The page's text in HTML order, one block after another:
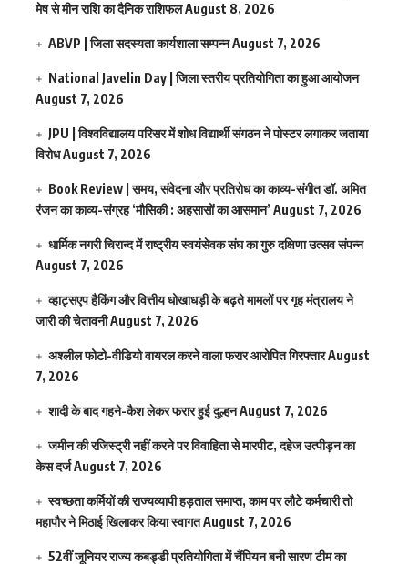
मेष से मीन राशि का दैनिक राशिफलAugust 8, 2026
ABVP | जिला सदस्यता कार्यशाला सम्पन्नAugust 7, 2026
National Javelin Day | जिला स्तरीय प्रतियोगिता का हुआ आयोजन
August 7, 2026
JPU | विश्वविद्यालय परिसर में शोध विद्यार्थी संगठन ने पोस्टर लगाकर जताया
विरोधAugust 7, 2026
Book Review | समय, संवेदना और प्रतिरोध का काव्य-संगीत डॉ. अमित
रंजन का काव्य-संग्रह ‘मौसिकी : अहसासों का आसमान’ August 7, 2026
धार्मिक नगरी चिरान्द में राष्ट्रीय स्वयंसेवक संघ का गुरु दक्षिणा उत्सव संपन्न
August 7, 2026
व्हाट्सएप हैकिंग और वित्तीय धोखाधड़ी के बढ़ते मामलों पर गृह मंत्रालय ने
जारी की चेतावनीAugust 7, 2026
अश्लील फोटो-वीडियो वायरल करने वाला फरार आरोपित गिरफ्तारAugust
7, 2026
शादी के बाद गहने-कैश लेकर फरार हुई दुल्हनAugust 7, 2026
जमीन की रजिस्ट्री नहीं करने पर विवाहिता से मारपीट, दहेज उत्पीड़न का
केस दर्जAugust 7, 2026
स्वच्छता कर्मियों की राज्यव्यापी हड़ताल समाप्त, काम पर लौटे कर्मचारी तो
महापौर ने मिठाई खिलाकर किया स्वागतAugust 7, 2026
52वीं जूनियर राज्य कबड्डी प्रतियोगिता में चैंपियन बनी सारण टीम का